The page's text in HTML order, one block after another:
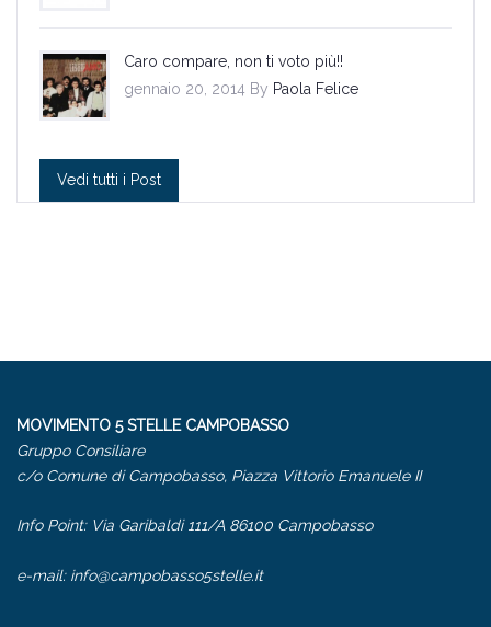
Caro compare, non ti voto più!!
gennaio 20, 2014 By Paola Felice
Vedi tutti i Post
MOVIMENTO 5 STELLE CAMPOBASSO
Gruppo Consiliare
c/o Comune di Campobasso, Piazza Vittorio Emanuele II
Info Point: Via Garibaldi 111/A 86100 Campobasso
e-mail: info@campobasso5stelle.it